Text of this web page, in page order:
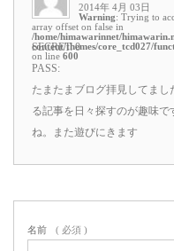
2014年 4月 03日
Warning: Trying to
array offset on false in
/home/himawarinnet/
content/themes/core_tcd027/
on line 600
SECRET: 0
PASS:
たまたまブログ拝見してま
る記事を日々探すのが趣味
ね。また遊びにきます
名前 ( 必須 )